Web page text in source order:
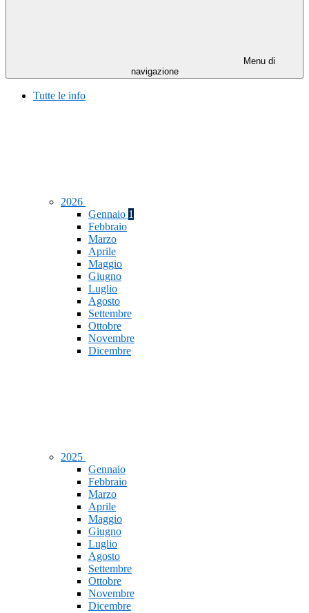
Menu di
navigazione
Tutte le info
2026
Gennaio 1
Febbraio
Marzo
Aprile
Maggio
Giugno
Luglio
Agosto
Settembre
Ottobre
Novembre
Dicembre
2025
Gennaio
Febbraio
Marzo
Aprile
Maggio
Giugno
Luglio
Agosto
Settembre
Ottobre
Novembre
Dicembre